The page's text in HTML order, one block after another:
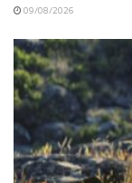
09/08/2026